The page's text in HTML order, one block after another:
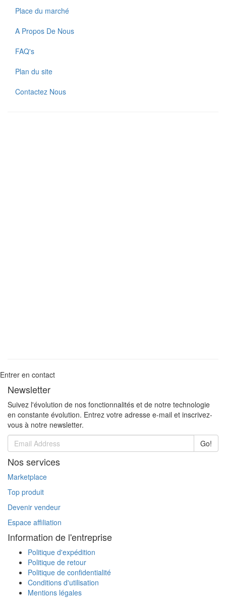
Place du marché
A Propos De Nous
FAQ's
Plan du site
Contactez Nous
Entrer en contact
Newsletter
Suivez l'évolution de nos fonctionnalités et de notre technologie
en constante évolution. Entrez votre adresse e-mail et inscrivez-
vous à notre newsletter.
Go!
Nos services
Marketplace
Top produit
Devenir vendeur
Espace affiliation
Information de l'entreprise
Politique d'expédition
Politique de retour
Politique de confidentialité
Conditions d'utilisation
Mentions légales